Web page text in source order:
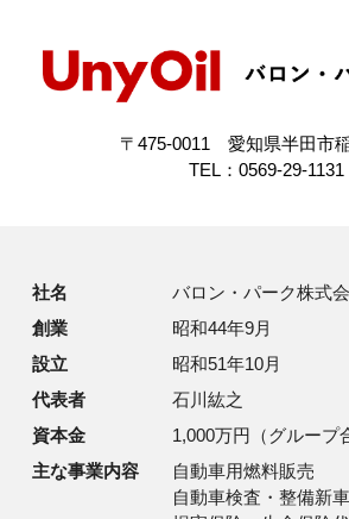
〒475-0011 愛知県半田市
TEL：0569-29-1131
社名
バロン・パーク株式
創業
昭和44年9月
設立
昭和51年10月
代表者
石川紘之
資本金
1,000万円（グループ
主な事業内容
自動車用燃料販売
自動車検査・整備新